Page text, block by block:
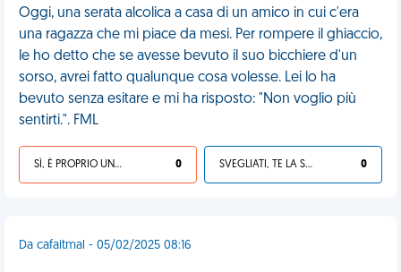
Oggi, una serata alcolica a casa di un amico in cui c'era
una ragazza che mi piace da mesi. Per rompere il ghiaccio,
le ho detto che se avesse bevuto il suo bicchiere d'un
sorso, avrei fatto qualunque cosa volesse. Lei lo ha
bevuto senza esitare e mi ha risposto: "Non voglio più
sentirti.". FML
SÌ, È PROPRIO UNA VDM! 0 SVEGLIATI, TE LA SEI CERCATA! 0
Da cafaitmal - 05/02/2025 08:16